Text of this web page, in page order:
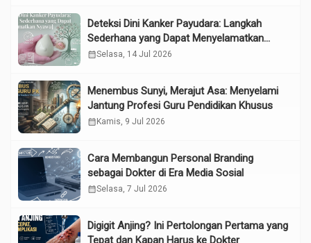
Deteksi Dini Kanker Payudara: Langkah
Sederhana yang Dapat Menyelamatkan
Nyawa
calendar_monthSelasa, 14 Jul 2026
Menembus Sunyi, Merajut Asa: Menyelami
Jantung Profesi Guru Pendidikan Khusus
calendar_month Kamis, 9 Jul 2026
Cara Membangun Personal Branding
sebagai Dokter di Era Media Sosial
calendar_monthSelasa, 7 Jul 2026
Digigit Anjing? Ini Pertolongan Pertama yang
Tepat dan Kapan Harus ke Dokter